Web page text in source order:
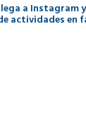
a Instagram y
actividades en